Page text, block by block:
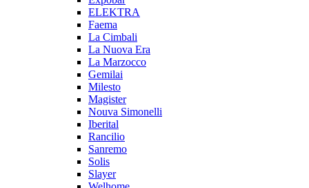
ELEKTRA
Faema
La Cimbali
La Nuova Era
La Marzocco
Gemilai
Milesto
Magister
Nouva Simonelli
Iberital
Rancilio
Sanremo
Solis
Slayer